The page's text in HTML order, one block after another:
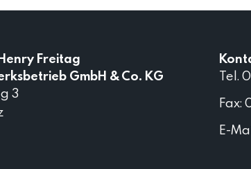
Freitag
GmbH & Co. KG
3
Tel.
Fax:
E-